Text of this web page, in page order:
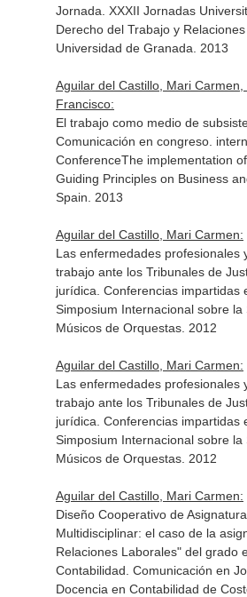
Jornada. XXXII Jornadas
Derecho del Trabajo y Relaciones
Universidad de Granada. 2013
Aguilar del Castillo, Mari Carmen,
Francisco:
El trabajo como medio de
Comunicación en congreso.
ConferenceThe implementation
Guiding Principles on Business
Spain. 2013
Aguilar del Castillo, Mari Carmen:
Las enfermedades profesionales
trabajo ante los Tribunales de
jurídica. Conferencias impartidas
Simposium Internacional sobre
Músicos de Orquestas. 2012
Aguilar del Castillo, Mari Carmen:
Las enfermedades profesionales
trabajo ante los Tribunales de
jurídica. Conferencias impartidas
Simposium Internacional sobre
Músicos de Orquestas. 2012
Aguilar del Castillo, Mari Carmen:
Diseño Cooperativo de
Multidisciplinar: el caso de la
Relaciones Laborales" del grado
Contabilidad. Comunicación en
Docencia en Contabilidad de